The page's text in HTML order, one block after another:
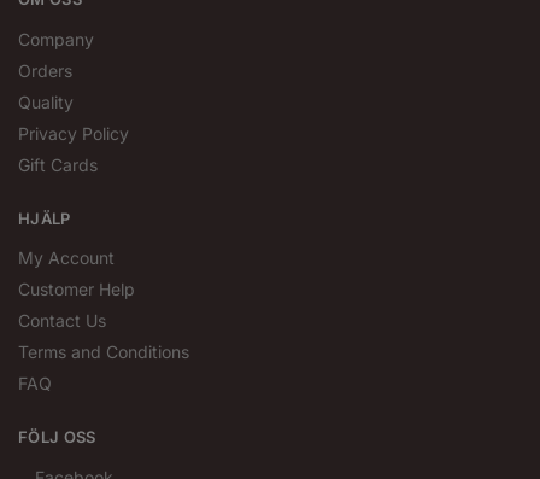
Company
Orders
Quality
Privacy Policy
Gift Cards
HJÄLP
My Account
Customer Help
Contact Us
Terms and Conditions
FAQ
FÖLJ OSS